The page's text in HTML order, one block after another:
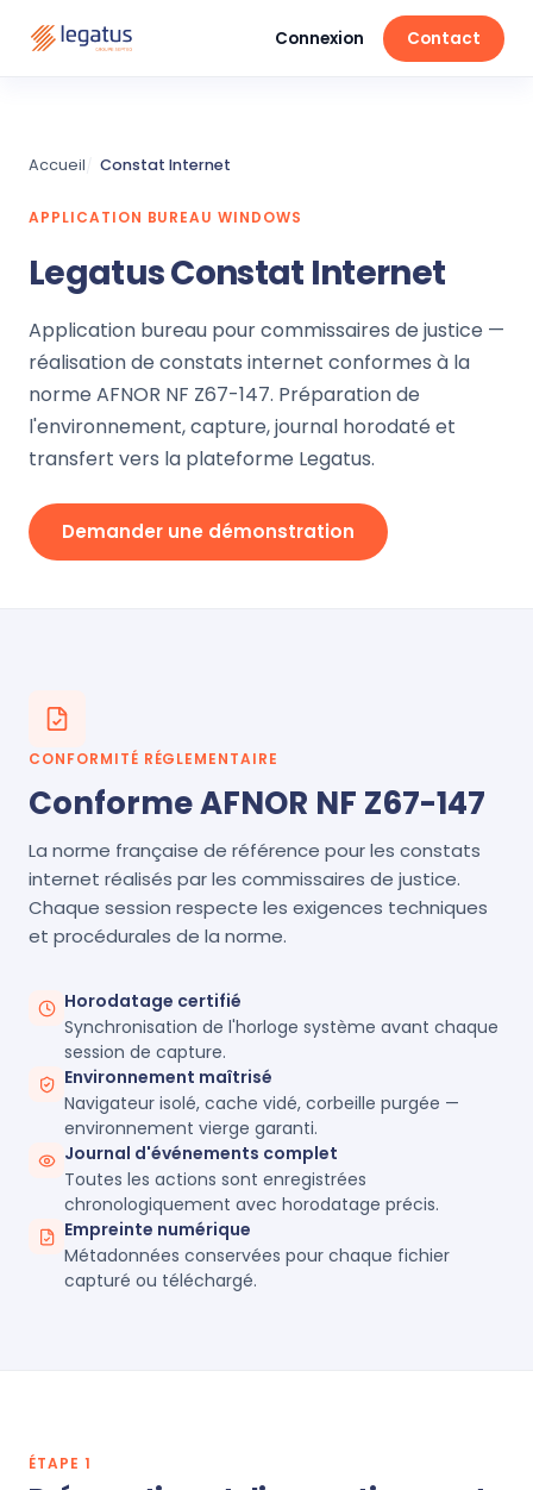
Connexion Contact
Accueil Constat Internet
APPLICATION BUREAU WINDOWS
Legatus Constat Internet
Application bureau pour commissaires de justice —
réalisation de constats internet conformes à la
norme AFNOR NF Z67-147. Préparation de
l'environnement, capture, journal horodaté et
transfert vers la plateforme Legatus.
Demander une démonstration
CONFORMITÉ RÉGLEMENTAIRE
Conforme AFNOR NF Z67-147
La norme française de référence pour les constats
internet réalisés par les commissaires de justice.
Chaque session respecte les exigences techniques
et procédurales de la norme.
Horodatage certifié
Synchronisation de l'horloge système avant chaque
session de capture.
Environnement maîtrisé
Navigateur isolé, cache vidé, corbeille purgée —
environnement vierge garanti.
Journal d'événements complet
Toutes les actions sont enregistrées
chronologiquement avec horodatage précis.
Empreinte numérique
Métadonnées conservées pour chaque fichier
capturé ou téléchargé.
ÉTAPE 1